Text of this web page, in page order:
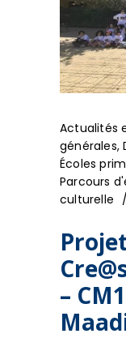
Actualités
générales,
Écoles
Parcours
culturelle
– CM1